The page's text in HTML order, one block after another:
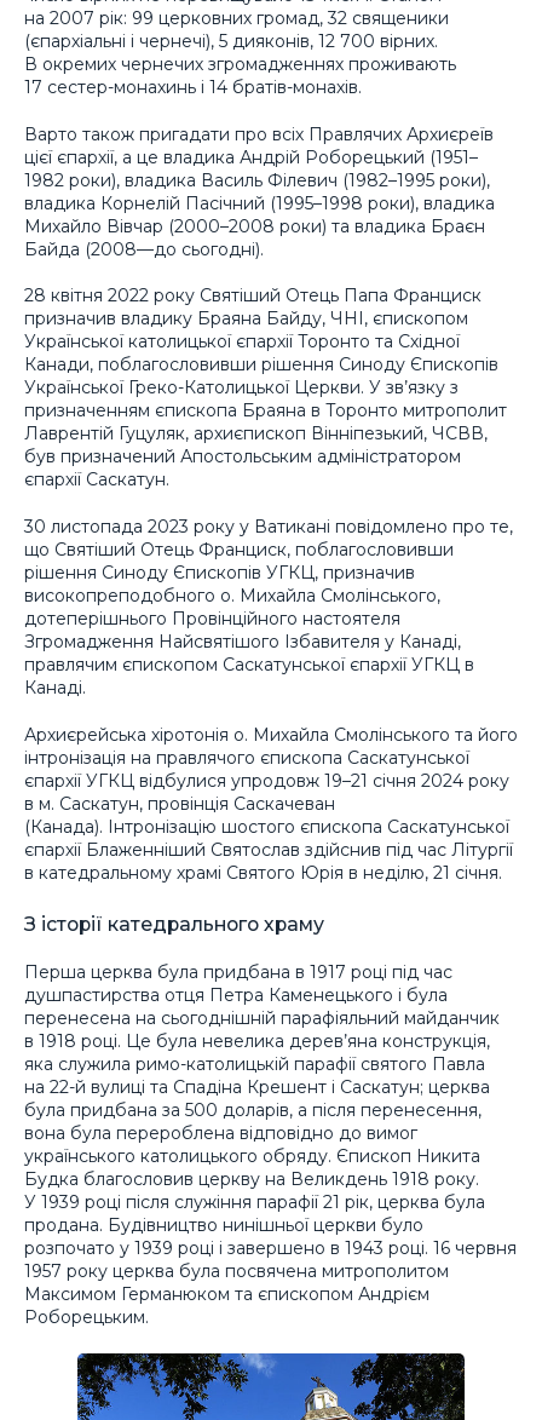
на 2007 рік: 99 церковних громад, 32 священики
(єпархіальні і чернечі), 5 дияконів, 12 700 вірних.
В окремих чернечих згромадженнях проживають
17 сестер-монахинь і 14 братів-монахів.
Варто також пригадати про всіх Правлячих Архиєреїв
цієї єпархії, а це владика Андрій Роборецький (1951–
1982 роки), владика Василь Філевич (1982–1995 роки),
владика Корнелій Пасічний (1995–1998 роки), владика
Михайло Вівчар (2000–2008 роки) та владика Браєн
Байда (2008—до сьогодні).
28 квітня 2022 року Святіший Отець Папа Франциск
призначив владику Браяна Байду, ЧНІ, єпископом
Української католицької єпархії Торонто та Східної
Канади, поблагословивши рішення Синоду Єпископів
Української Греко-Католицької Церкви. У зв’язку з
призначенням єпископа Браяна в Торонто митрополит
Лаврентій Гуцуляк, архиєпископ Вінніпезький, ЧСВВ,
був призначений Апостольським адміністратором
єпархії Саскатун.
30 листопада 2023 року у Ватикані повідомлено про те,
що Святіший Отець Франциск, поблагословивши
рішення Синоду Єпископів УГКЦ, призначив
високопреподобного о. Михайла Смолінського,
дотеперішнього Провінційного настоятеля
Згромадження Найсвятішого Ізбавителя у Канаді,
правлячим єпископом Саскатунської єпархії УГКЦ в
Канаді.
Архиєрейська хіротонія о. Михайла Смолінського та його
інтронізація на правлячого єпископа Саскатунської
єпархії УГКЦ відбулися упродовж 19–21 січня 2024 року
в м. Саскатун, провінція Саскачеван
(Канада). Інтронізацію шостого єпископа Саскатунської
єпархії Блаженніший Святослав здійснив під час Літургії
в катедральному храмі Святого Юрія в неділю, 21 січня.
З історії катедрального храму
Перша церква була придбана в 1917 році під час
душпастирства отця Петра Каменецького і була
перенесена на сьогоднішній парафіяльний майданчик
в 1918 році. Це була невелика дерев’яна конструкція,
яка служила римо-католицькій парафії святого Павла
на 22-й вулиці та Спадіна Крешент і Саскатун; церква
була придбана за 500 доларів, а після перенесення,
вона була перероблена відповідно до вимог
українського католицького обряду. Єпископ Никита
Будка благословив церкву на Великдень 1918 року.
У 1939 році після служіння парафії 21 рік, церква була
продана. Будівництво нинішньої церкви було
розпочато у 1939 році і завершено в 1943 році. 16 червня
1957 року церква була посвячена митрополитом
Максимом Германюком та єпископом Андрієм
Роборецьким.